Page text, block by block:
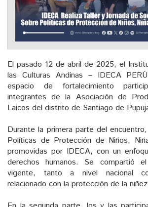
El pasado 12 de abril de 2025, el
las Culturas Andinas – IDECA
espacio de fortalecimiento
integrantes de la Asociación de
Laicos del distrito de Santiago de
Durante la primera parte del
Políticas de Protección de Niños,
promovidas por IDECA, con un
derechos humanos. Se compartió
vigente, tanto a nivel nacional
relacionado con la protección de la